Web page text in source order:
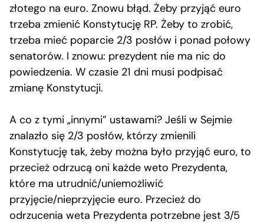
złotego na euro. Znowu błąd. Żeby przyjąć euro
trzeba zmienić Konstytucję RP. Żeby to zrobić,
trzeba mieć poparcie 2/3 posłów i ponad połowy
senatorów. I znowu: prezydent nie ma nic do
powiedzenia. W czasie 21 dni musi podpisać
zmianę Konstytucji.
A co z tymi „innymi” ustawami? Jeśli w Sejmie
znalazło się 2/3 posłów, którzy zmienili
Konstytucję tak, żeby można było przyjąć euro, to
przecież odrzucą oni każde weto Prezydenta,
które ma utrudnić/uniemożliwić
przyjęcie/nieprzyjęcie euro. Przecież do
odrzucenia weta Prezydenta potrzebne jest 3/5